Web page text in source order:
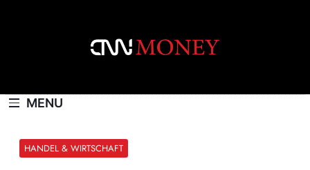
MENU
HANDEL & WIRTSCHAFT